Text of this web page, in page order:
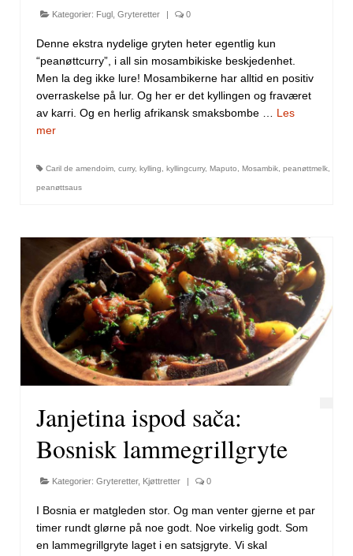
Kategorier: Fugl , Gryteretter 0
Denne ekstra nydelige gryten heter egentlig kun
“peanøttcurry”, i all sin mosambikiske beskjedenhet.
Men la deg ikke lure! Mosambikerne har alltid en positiv
overraskelse på lur. Og her er det kyllingen og fraværet
av karri. Og en herlig afrikansk smaksbombe … Les
mer
Caril de amendoim, curry, kylling, kyllingcurry, Maputo, Mosambik, peanøttmelk,
peanøttsaus
Janjetina ispod sača:
Bosnisk lammegrillgryte
Kategorier: Gryteretter, Kjøttretter | 0
I Bosnia er matgleden stor. Og man venter gjerne et par
timer rundt glørne på noe godt. Noe virkelig godt. Som
en lammegrillgryte laget i en satsjgryte. Vi skal